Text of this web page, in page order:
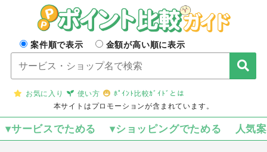
案件順で表示 金額が高い順に表示
お気に入り 使い方
ﾎﾟｲﾝﾄ比較ｶﾞｲﾄﾞとは
本サイトはプロモーションが含まれています。
▾サービスでためる ▾ショッピングでためる 人気